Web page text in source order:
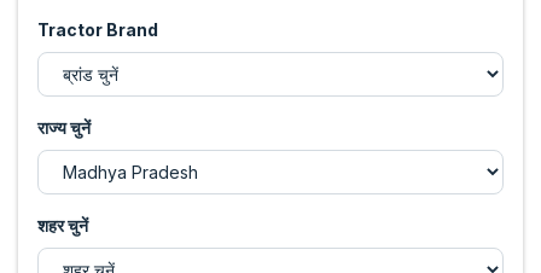
Tractor Brand
राज्य चुनें
शहर चुनें